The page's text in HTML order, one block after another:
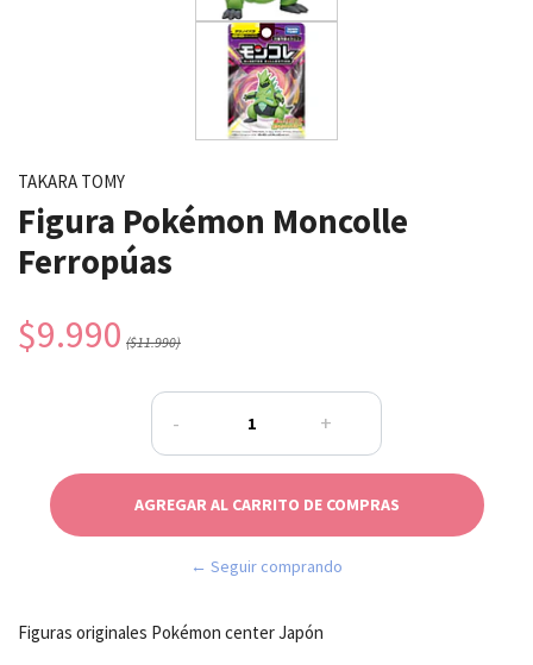
TAKARA TOMY
Figura Pokémon Moncolle
Ferropúas
$9.990 ($11.990)
- +
← Seguir comprando
Figuras originales Pokémon center Japón